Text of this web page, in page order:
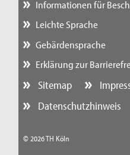
Informationen für
Leichte Sprache
Gebärdensprache
Erklärung zur
Sitemap
Datenschutzhinweis
© 2026 TH Köln